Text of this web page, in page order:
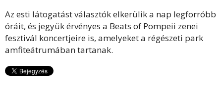
Az esti látogatást választók elkerülik a nap legforróbb
óráit, és jegyük érvényes a Beats of Pompeii zenei
fesztivál koncertjeire is, amelyeket a régészeti park
amfiteátrumában tartanak.